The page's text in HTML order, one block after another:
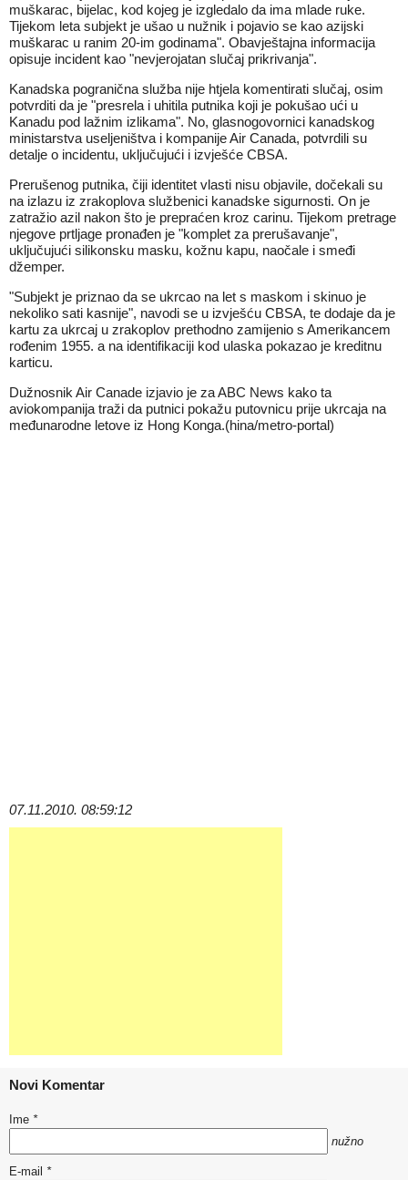
muškarac, bijelac, kod kojeg je izgledalo da ima mlade ruke.
Tijekom leta subjekt je ušao u nužnik i pojavio se kao azijski
muškarac u ranim 20-im godinama". Obavještajna informacija
opisuje incident kao "nevjerojatan slučaj prikrivanja".
Kanadska pogranična služba nije htjela komentirati slučaj, osim
potvrditi da je "presrela i uhitila putnika koji je pokušao ući u
Kanadu pod lažnim izlikama". No, glasnogovornici kanadskog
ministarstva useljeništva i kompanije Air Canada, potvrdili su
detalje o incidentu, uključujući i izvješće CBSA.
Prerušenog putnika, čiji identitet vlasti nisu objavile, dočekali su
na izlazu iz zrakoplova službenici kanadske sigurnosti. On je
zatražio azil nakon što je prepraćen kroz carinu. Tijekom pretrage
njegove prtljage pronađen je "komplet za prerušavanje",
uključujući silikonsku masku, kožnu kapu, naočale i smeđi
džemper.
"Subjekt je priznao da se ukrcao na let s maskom i skinuo je
nekoliko sati kasnije", navodi se u izvješću CBSA, te dodaje da je
kartu za ukrcaj u zrakoplov prethodno zamijenio s Amerikancem
rođenim 1955. a na identifikaciji kod ulaska pokazao je kreditnu
karticu.
Dužnosnik Air Canade izjavio je za ABC News kako ta
aviokompanija traži da putnici pokažu putovnicu prije ukrcaja na
međunarodne letove iz Hong Konga.(hina/metro-portal)
07.11.2010. 08:59:12
Novi Komentar
Ime *
nužno
E-mail *